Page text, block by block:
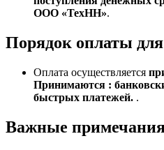
ООО «ТехНН».
Порядок оплаты
Оплата осуществляется
Принимаются :
быстрых платежей. .
Важные